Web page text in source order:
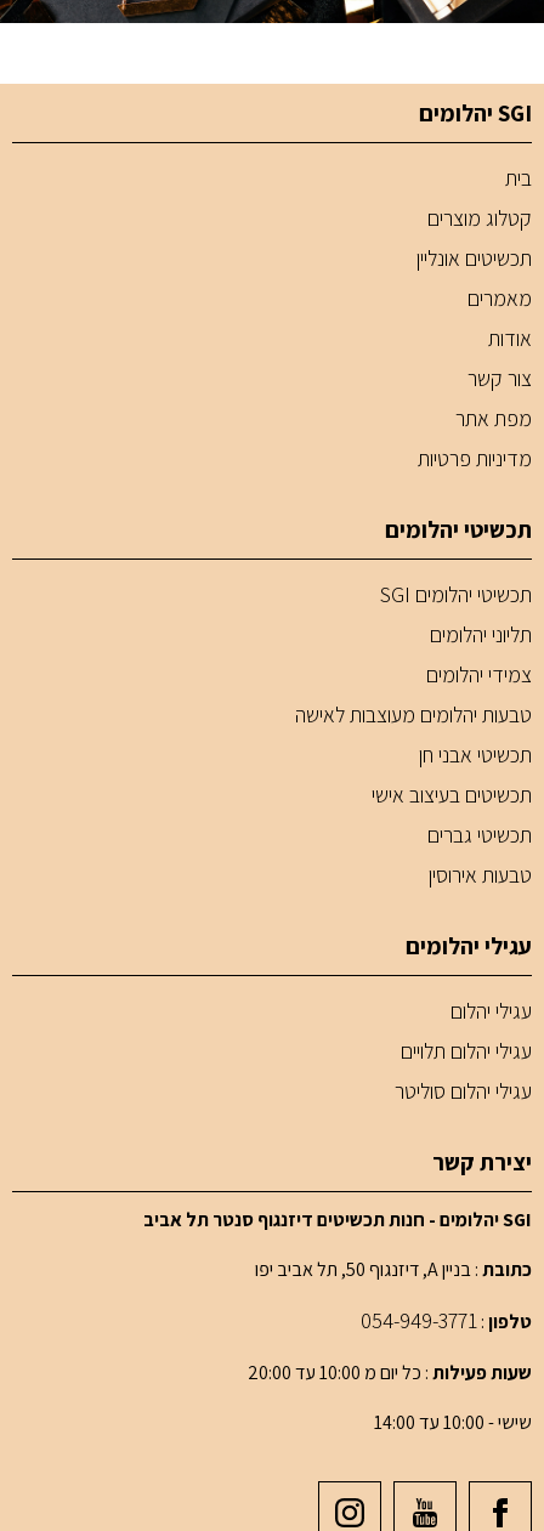
SGI יהלומים
בית
קטלוג מוצרים
תכשיטים אונליין
מאמרים
אודות
צור קשר
מפת אתר
מדיניות פרטיות
תכשיטי יהלומים
תכשיטי יהלומים SGI
תליוני יהלומים
צמידי יהלומים
טבעות יהלומים מעוצבות לאישה
תכשיטי אבני חן
תכשיטים בעיצוב אישי
תכשיטי גברים
טבעות אירוסין
עגילי יהלומים
עגילי יהלום
עגילי יהלום תלויים
עגילי יהלום סוליטר
יצירת קשר
SGI יהלומים - חנות תכשיטים דיזנגוף סנטר תל אביב
כתובת: בניין A, דיזנגוף 50, תל אביב יפו
טלפון:
054-949-3771
שעות פעילות: כל יום מ 10:00 עד 20:00
שישי - 10:00 עד 14:00